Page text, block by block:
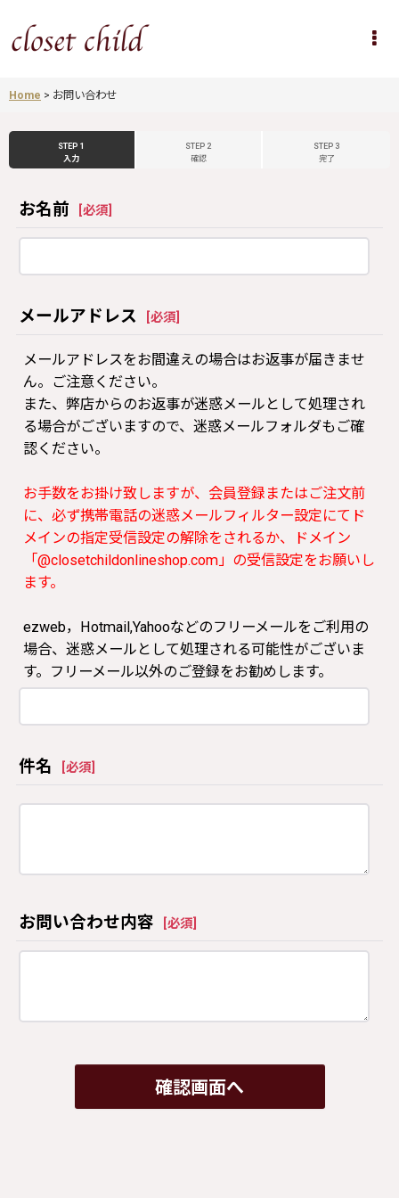
Home > お問い合わせ
STEP 1
入力
STEP 2
確認
STEP 3
完了
お名前 必須
メールアドレス 必須
メールアドレスをお間違えの場合はお返事が届きませ
ん。ご注意ください。
また、弊店からのお返事が迷惑メールとして処理され
る場合がございますので、迷惑メールフォルダもご確
認ください。
お手数をお掛け致しますが、会員登録またはご注文前
に、必ず携帯電話の迷惑メールフィルター設定にてド
メインの指定受信設定の解除をされるか、ドメイン
「@closetchildonlineshop.com」の受信設定をお願いし
ます。
ezweb，Hotmail,Yahooなどのフリーメールをご利用の
場合、迷惑メールとして処理される可能性がございま
す。フリーメール以外のご登録をお勧めします。
件名 必須
お問い合わせ内容 必須
確認画面へ